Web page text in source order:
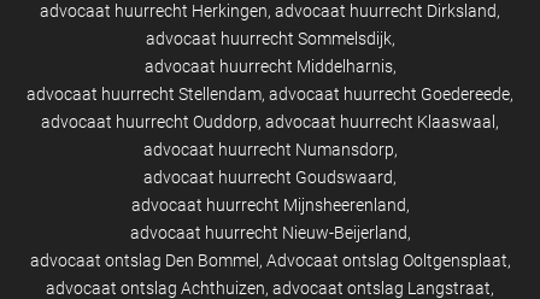
advocaat huurrecht Herkingen advocaat huurrecht Dirksland
advocaat huurrecht Sommelsdijk
advocaat huurrecht Middelharnis
advocaat huurrecht Stellendam advocaat huurrecht Goedereede
advocaat huurrecht Ouddorp advocaat huurrecht Klaaswaal
advocaat huurrecht Numansdorp
advocaat huurrecht Goudswaard
advocaat huurrecht Mijnsheerenland
advocaat huurrecht Nieuw-Beijerland
advocaat ontslag Den Bommel Advocaat ontslag Ooltgensplaat
advocaat ontslag Achthuizen advocaat ontslag Langstraat